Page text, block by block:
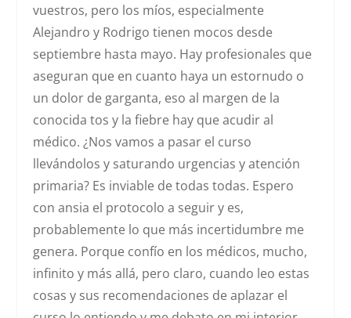
vuestros, pero los míos, especialmente
Alejandro y Rodrigo tienen mocos desde
septiembre hasta mayo. Hay profesionales que
aseguran que en cuanto haya un estornudo o
un dolor de garganta, eso al margen de la
conocida tos y la fiebre hay que acudir al
médico. ¿Nos vamos a pasar el curso
llevándolos y saturando urgencias y atención
primaria? Es inviable de todas todas. Espero
con ansia el protocolo a seguir y es,
probablemente lo que más incertidumbre me
genera. Porque confío en los médicos, mucho,
infinito y más allá, pero claro, cuando leo estas
cosas y sus recomendaciones de aplazar el